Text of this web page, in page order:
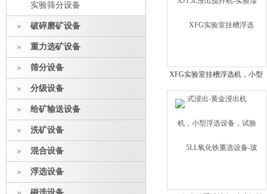
实验筛分设备
破碎磨矿设备
重力选矿设备
筛分设备
分级设备
给矿输送设备
洗矿设备
混合设备
浮选设备
XFG实验室挂槽浮选机，小型
浮选设备，试验快速浮选设备